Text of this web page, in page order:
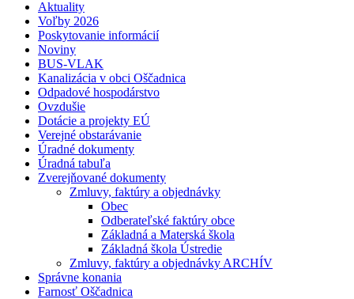
Aktuality
Voľby 2026
Poskytovanie informácií
Noviny
BUS-VLAK
Kanalizácia v obci Oščadnica
Odpadové hospodárstvo
Ovzdušie
Dotácie a projekty EÚ
Verejné obstarávanie
Úradné dokumenty
Úradná tabuľa
Zverejňované dokumenty
Zmluvy, faktúry a objednávky
Obec
Odberateľské faktúry obce
Základná a Materská škola
Základná škola Ústredie
Zmluvy, faktúry a objednávky ARCHÍV
Správne konania
Farnosť Oščadnica